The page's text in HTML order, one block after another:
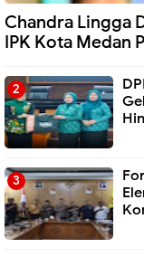
Chandra Lingga
IPK Kota Medan